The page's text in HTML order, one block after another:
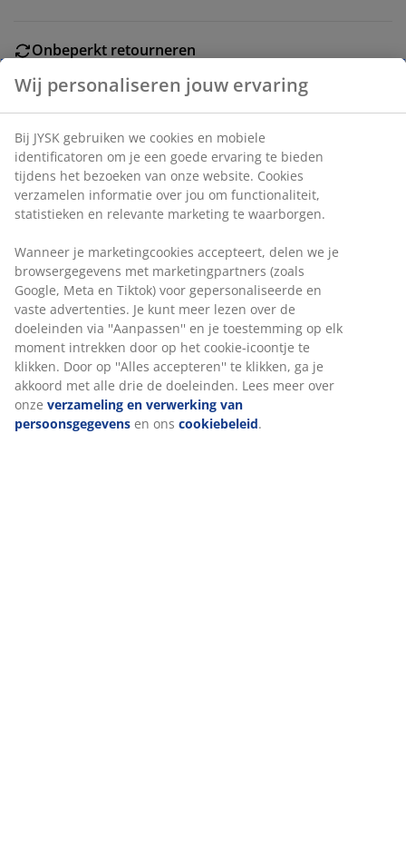
Onbeperkt retourneren
Prijsgarantie
30 dagen prijsgarantie op alle artikelen
Flexibele bezorgopties
Snelle en gemakkelijke bezorgopties naar keuze
Artikelnummer: 3726244
Specificaties
Wij personaliseren jouw ervaring
Bij JYSK gebruiken we cookies en mobiele
identificatoren om je een goede ervaring te bieden
tijdens het bezoeken van onze website. Cookies
verzamelen informatie over jou om functionaliteit,
statistieken en relevante marketing te waarborgen.
Wanneer je marketingcookies accepteert, delen we je
browsergegevens met marketingpartners (zoals
Google, Meta en Tiktok) voor gepersonaliseerde en
vaste advertenties. Je kunt meer lezen over de
doeleinden via ''Aanpassen'' en je toestemming op elk
moment intrekken door op het cookie-icoontje te
klikken. Door op ''Alles accepteren'' te klikken, ga je
akkoord met alle drie de doeleinden. Lees meer over
onze verzameling en verwerking van
persoonsgegevens en ons cookiebeleid.